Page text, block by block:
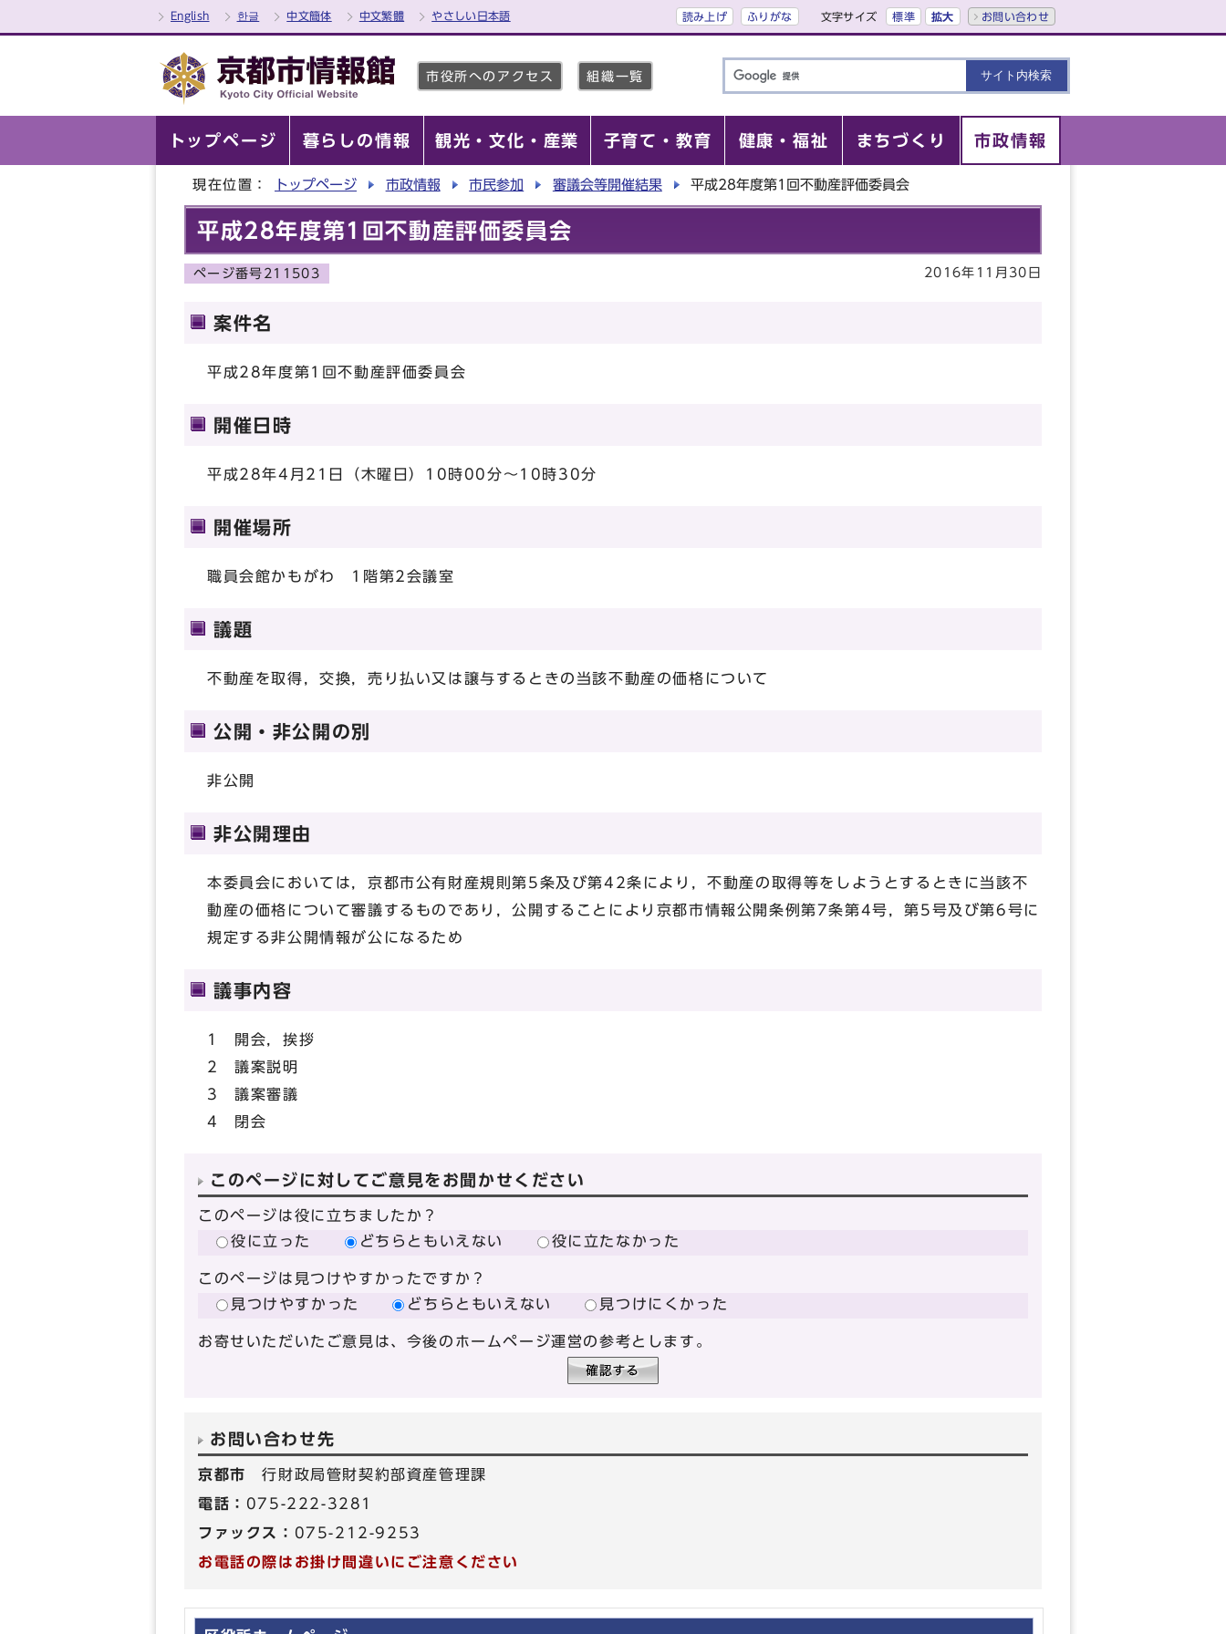
English 한글 中文簡体 中文繁體 やさしい日本語 読み上げ ふりがな 文字サイズ 標準 拡大 お問い合わせ
市役所へのアクセス 組織一覧
トップページ 暮らしの情報 観光・文化・産業 子育て・教育 健康・福祉 まちづくり 市政情報
現在位置： トップページ 市政情報 市民参加 審議会等開催結果 平成28年度第1回不動産評価委員会
平成28年度第1回不動産評価委員会
ページ番号211503 2016年11月30日
案件名
平成28年度第1回不動産評価委員会
開催日時
平成28年4月21日（木曜日）10時00分～10時30分
開催場所
職員会館かもがわ 1階第2会議室
議題
不動産を取得，交換，売り払い又は譲与するときの当該不動産の価格について
公開・非公開の別
非公開
非公開理由
本委員会においては，京都市公有財産規則第5条及び第42条により，不動産の取得等をしようとするときに当該不
動産の価格について審議するものであり，公開することにより京都市情報公開条例第7条第4号，第5号及び第6号に
規定する非公開情報が公になるため
議事内容
1 開会，挨拶
2 議案説明
3 議案審議
4 閉会
このページに対してご意見をお聞かせください
このページは役に立ちましたか？
役に立った
どちらともいえない 役に立たなかった
このページは見つけやすかったですか？
見つけやすかった
どちらともいえない 見つけにくかった
お寄せいただいたご意見は、今後のホームページ運営の参考とします。
お問い合わせ先
京都市行財政局管財契約部資産管理課
電話： 075-222-3281
ファックス： 075-212-9253
お電話の際はお掛け間違いにご注意ください